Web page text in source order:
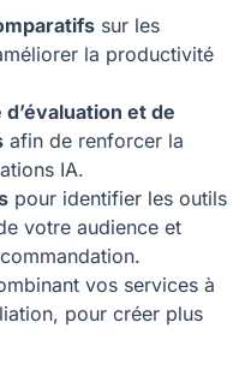
sur les
la productivité
et de
afin de renforcer la
IA.
pour identifier les outils
votre audience et
vos services à
pour créer plus